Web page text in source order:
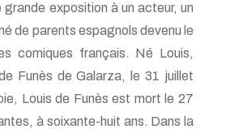
grande exposition à un acteur, un
de parents espagnols devenu le
comiques français. Né Louis,
Funès de Galarza, le 31 juillet
Louis de Funès est mort le 27
à soixante-huit ans. Dans la